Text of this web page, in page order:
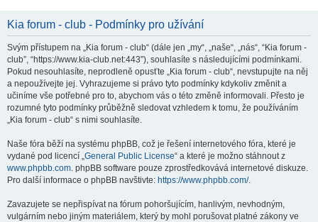
Kia forum - club - Podmínky pro užívání
Svým přístupem na „Kia forum - club“ (dále jen „my“, „naše“, „nás“, “Kia forum -
club”, “https://www.kia-club.net:443”), souhlasíte s následujícími podmínkami.
Pokud nesouhlasíte, neprodleně opusťte „Kia forum - club“, nevstupujte na něj
a nepoužívejte jej. Vyhrazujeme si právo tyto podmínky kdykoliv změnit a
učiníme vše potřebné pro to, abychom vás o této změně informovali. Přesto je
rozumné tyto podmínky průběžně sledovat vzhledem k tomu, že používáním
„Kia forum - club“ s nimi souhlasíte.
Naše fóra běží na systému phpBB, což je řešení internetového fóra, které je
vydané pod licencí „General Public License“ a které je možno stáhnout z
www.phpbb.com. phpBB software pouze zprostředkovává internetové diskuze.
Pro další informace o phpBB navštivte: https://www.phpbb.com/.
Zavazujete se nepřispívat na fórum pohoršujícím, hanlivým, nevhodným,
vulgárním nebo jiným materiálem, který by mohl porušovat platné zákony ve